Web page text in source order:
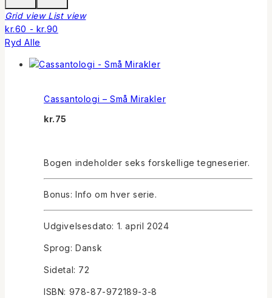
Grid view List view
kr.60 - kr.90
Ryd Alle
Cassantologi – Små Mirakler
kr.75
Bogen indeholder seks forskellige tegneserier.
Bonus: Info om hver serie.
Udgivelsesdato: 1. april 2024
Sprog: Dansk
Sidetal: 72
ISBN: 978-87-972189-3-8